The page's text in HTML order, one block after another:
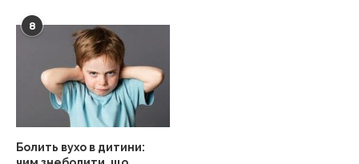
8
Болить вухо в дитини: